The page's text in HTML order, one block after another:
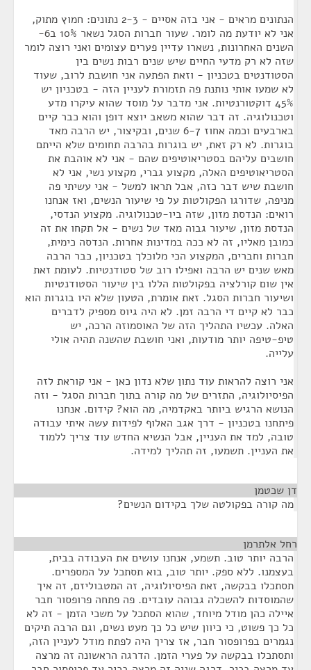
הנתונים מראים - אני בזה אסיים - 2-3 נתונים: חמוץ מתוק,
אני לא יודעת מה לומר. שעור חברות הסגל נשאר 10% ב6-
השנים האחרונות, נשארו עדיין פערים עצומים ואני רוצה לומר
שזה לא רק מדעי החיים שיש שנים רבות נשים בין
הסטודנטים בטכניון - וזאת הפתעה אני חושבת לרוב, שעוד
לא שמעו אותי נותנת פה תזמורת לעניין הזה - בטכניון יש
45% דוקטורנטיות. אני מדבר על מוסד שהוא עיקרו מדע
וטכנולוגיה. זה דבר שהוא משאב יוצא דופן והוא כבר קיים
בארבעים וכמה אחוז 6-7 שנים, ובקיצור, יש הרבה מאד
בוגרות. לא רק זאת, יש בוגרות בהרבה תחומים שלא הייתם
חושבים עליהם בסטריאוטיפים שהם - אני לא אוהבת את
הסטריאוטיפים האלה, מקצוע גברי, מקצוע נשי, אני לא
חושבת שיש דבר כזה, אבל תראו למשל - אני עשיתי פה
מניפה, שדורגו הפקולטות על פי שיעור הנשים, ואז אנחנו
רואים: הנדסת מזון, שזה ביו-טכנולוגיה. מקצוע הנדסי,
הנדסת מזון, שיעור גבוה מאד של נשים - אל תקחו את זה
כמובן מאליו, זה לא ככה במדינות אחרות. הנדסה כימית,
חברות וחברים, המקצוע הכי מלוכלך בטכניון, כבר הרבה
מאש שנים יש הרבה ואפילו רוב של סטודנטיות. לעומת זאת
אין שום קורלציה בפקולטות הללו בין שיעור הסטודנטיות
ושיעור חברות הסגל. זאת אומרת, הטעון שלא היו בוגרות הוא
כבר לא קיים די הרבה זמן. לא היה גיוס מספיק לדברים
האלה. עכשיו התהליך הזה של האוסמוזה הרכה, יש
טיפ-טיפה יותר מודעות, ואני חושבת שהשנה תהיה אולי
עלייה.
אני רוצה להראות עוד נתון שלא נדון כאן - אני קוראת לזה
הפיסיולוגיה, התזרים של מה קורה בתוך חברות הסגל - וזה
הנושא הרגיש ביותר באקדמיה, מה הוא? קידום. אנחנו
פיתחנו בטכניון - דרך אגב האלוף לפידות עשה איתי עבודה
טובה, למד את העניין, אבל הנשיא החדש עוד צריך ללמוד
את העניין. תשמעו, זה תהליך למידה.
דן שכטמן
מה קורה בפקולטה שלך בקידום הנשים?
רחל אלתרמן
הרבה יותר טוב. תשמע, אנחנו עושים את העבודה בבית,
בעצמנו. ללא ספק. יותר טוב, בוא תסתכל על המספרים.
תסתכלו בבקשה, זאת הפיסיולוגיה, זה המטבוליזם, זה איך
שהמוסדות להשכלה גבוהה עובדים. פה פתחה פרופסור חבר
איילה כהן מודל מיוחד, שהוא הסתכל על משכי הזמן - זה לא
כל כך פשוט, כי כיוון שיש כל כך מעט נשים, וגם הרבה תיקים
נגמרים בפרופסור חבר, אז צריך היה לפתח מודל לעניין הזה,
ותסתכלו בבקשה על פערי הזמן. הדרגה הראשונה זה מרצה